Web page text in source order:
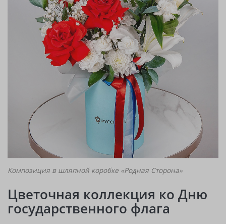
Композиция в шляпной коробке «Родная Сторона»
Цветочная коллекция ко Дню
государственного флага